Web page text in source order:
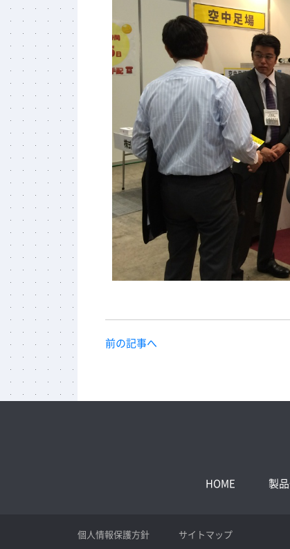
前の記事へ
HOME 製
個人情報保護方針 サイトマップ